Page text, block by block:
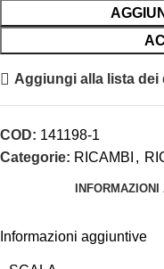
Aggiungi alla lista dei
COD: 141198-1
Categorie: RICAMBI ,
INFORMAZIONI
Informazioni aggiuntive